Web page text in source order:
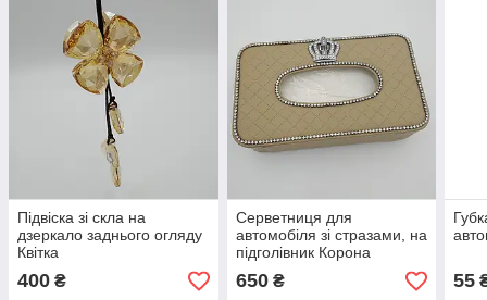
Підвіска зі скла на
дзеркало заднього огляду
Квітка
400 ₴
Серветниця для
автомобіля зі стразами, на
підголівник Корона
650₴ 55